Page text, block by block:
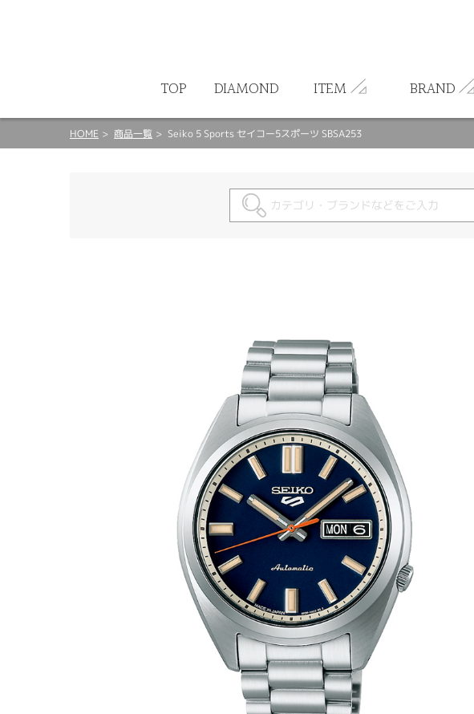
TOP DIAMOND ITEM BRAND
HOME 商品一覧 Seiko 5 Sports セイコー5スポーツ SBSA253